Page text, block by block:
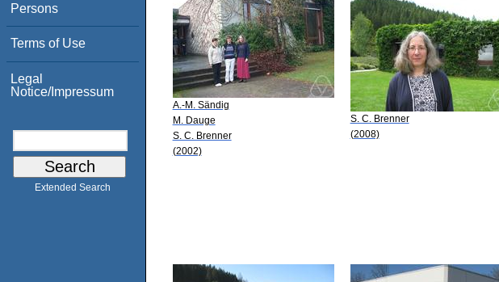
Persons
Terms of Use
Legal
Notice/Impressum
Extended Search
A.-M. Sändig
M. Dauge
S. C. Brenner
(2002)
S. C. Brenner
(2008)